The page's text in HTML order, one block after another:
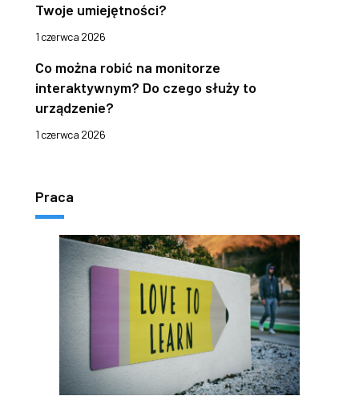
Twoje umiejętności?
1 czerwca 2026
Co można robić na monitorze
interaktywnym? Do czego służy to
urządzenie?
1 czerwca 2026
Praca